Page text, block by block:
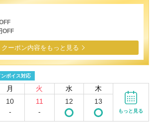
クーポン内容をもっと見る
ンボイス対応
月 火 水 木
10
-
11
-
12 13
もっと見る